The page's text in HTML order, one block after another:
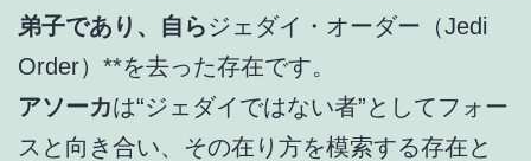
弟子であり、自らジェダイ・オーダー（Jedi
Order）**を去った存在です。
アソーカは“ジェダイではない者”としてフォー
スと向き合い、その在り方を模索する存在と